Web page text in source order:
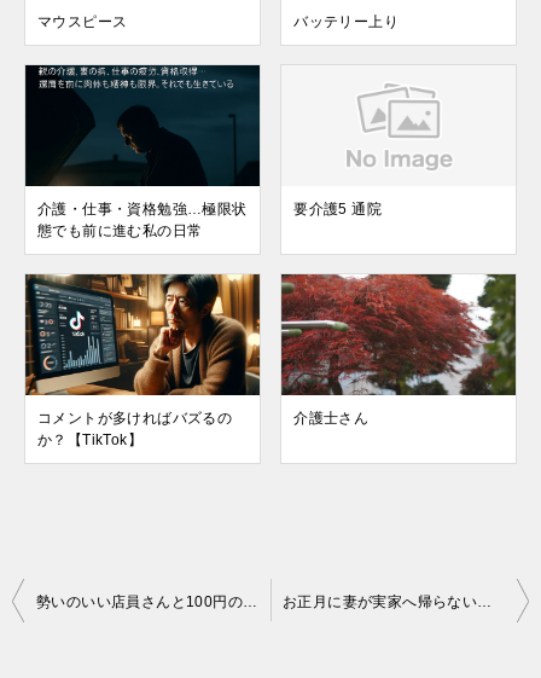
マウスピース バッテリー上り
介護・仕事・資格勉強…極限状
態でも前に進む私の日常
要介護5 通院
コメントが多ければバズるの
か？【TikTok】
介護士さん
投
勢いのいい店員さんと100円の現実：不用品買取に出かけた午後 お正月に妻が実家へ帰らない理由──静かな冬の心模様